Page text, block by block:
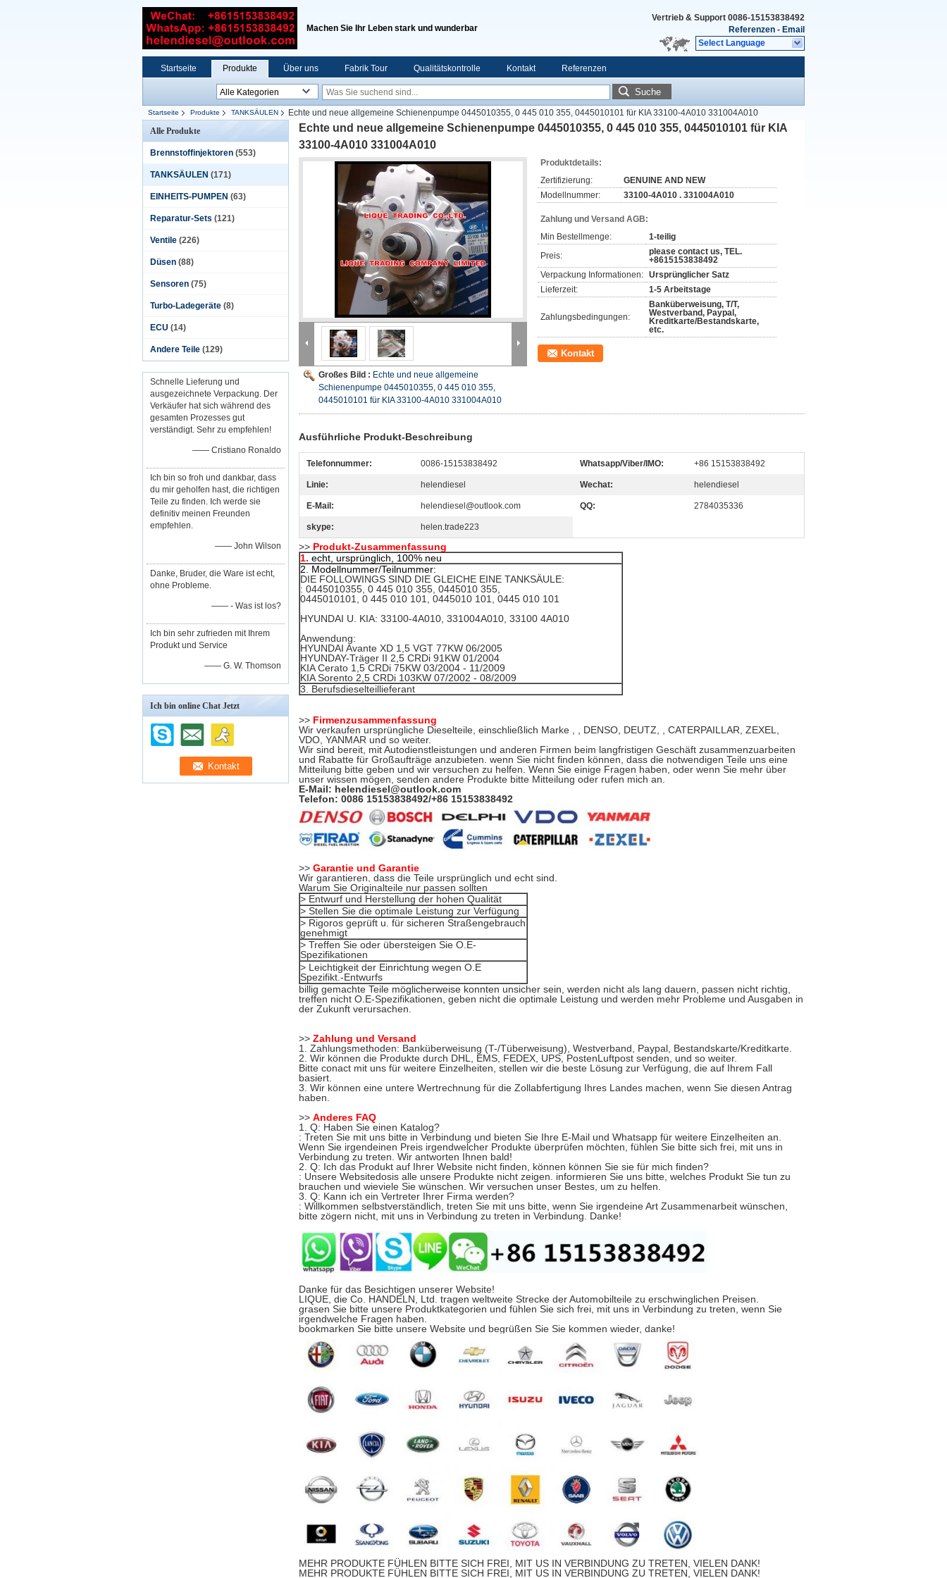
Machen Sie Ihr Leben stark und wunderbar
Vertrieb & Support 0086-15153838492
Referenzen - Email
Select Language
Startseite Produkte Über uns Fabrik Tour Qualitätskontrolle Kontakt Referenzen
Suche
Startseite Produkte TANKSÄULEN
Echte und neue allgemeine Schienenpumpe 0445010355, 0 445 010 355, 0445010101 für KIA 33100-4A010 331004A010
Alle Produkte
Brennstoffinjektoren (553)
TANKSÄULEN (171)
EINHEITS-PUMPEN (63)
Reparatur-Sets (121)
Ventile (226)
Düsen (88)
Sensoren (75)
Turbo-Ladegeräte (8)
ECU (14)
Andere Teile (129)
Schnelle Lieferung und
ausgezeichnete Verpackung. Der
Verkäufer hat sich während des
gesamten Prozesses gut
verständigt. Sehr zu empfehlen!
—— Cristiano Ronaldo
Ich bin so froh und dankbar, dass
du mir geholfen hast, die richtigen
Teile zu finden. Ich werde sie
definitiv meinen Freunden
empfehlen.
—— John Wilson
Danke, Bruder, die Ware ist echt,
ohne Probleme.
—— - Was ist los?
Ich bin sehr zufrieden mit Ihrem
Produkt und Service
—— G. W. Thomson
Ich bin online Chat Jetzt
Echte und neue allgemeine Schienenpumpe 0445010355, 0 445 010 355, 0445010101 für KIA
33100-4A010 331004A010
Großes Bild : Echte und neue allgemeine
Schienenpumpe 0445010355, 0 445 010 355,
0445010101 für KIA 33100-4A010 331004A010
Produktdetails:
Zertifizierung:
GENUINE AND NEW
Modellnummer:
33100-4A010 . 331004A010
Zahlung und Versand AGB:
Min Bestellmenge:
1-teilig
Preis:
please contact us, TEL.
+8615153838492
Verpackung Informationen: Ursprünglicher Satz
Lieferzeit:
1-5 Arbeitstage
Zahlungsbedingungen:
Banküberweisung, T/T,
Westverband, Paypal,
Kreditkarte/Bestandskarte,
etc.
Kontakt
Ausführliche Produkt-Beschreibung
Telefonnummer: 0086-15153838492 Whatsapp/Viber/IMO: +86 15153838492
Linie: helendiesel Wechat: helendiesel
E-Mail: helendiesel@outlook.com QQ: 2784035336
skype: helen.trade223
>> Produkt-Zusammenfassung
1. echt, ursprünglich, 100% neu
2. Modellnummer/Teilnummer:
DIE FOLLOWINGS SIND DIE GLEICHE EINE TANKSÄULE:
: 0445010355, 0 445 010 355, 0445010 355,
0445010101, 0 445 010 101, 0445010 101, 0445 010 101
HYUNDAI U. KIA: 33100-4A010, 331004A010, 33100 4A010
Anwendung:
HYUNDAI Avante XD 1,5 VGT 77KW 06/2005
HYUNDAY-Träger II 2,5 CRDi 91KW 01/2004
KIA Cerato 1,5 CRDi 75KW 03/2004 - 11/2009
KIA Sorento 2,5 CRDi 103KW 07/2002 - 08/2009
3. Berufsdieselteillieferant
>> Firmenzusammenfassung
Wir verkaufen ursprüngliche Dieselteile, einschließlich Marke , , DENSO, DEUTZ, , CATERPAILLAR, ZEXEL,
VDO, YANMAR und so weiter.
Wir sind bereit, mit Autodienstleistungen und anderen Firmen beim langfristigen Geschäft zusammenzuarbeiten
und Rabatte für Großaufträge anzubieten. wenn Sie nicht finden können, dass die notwendigen Teile uns eine
Mitteilung bitte geben und wir versuchen zu helfen. Wenn Sie einige Fragen haben, oder wenn Sie mehr über
unser wissen mögen, senden andere Produkte bitte Mitteilung oder rufen mich an.
E-Mail: helendiesel@outlook.com
Telefon: 0086 15153838492/+86 15153838492
>> Garantie und Garantie
Wir garantieren, dass die Teile ursprünglich und echt sind.
Warum Sie Originalteile nur passen sollten
> Entwurf und Herstellung der hohen Qualität
> Stellen Sie die optimale Leistung zur Verfügung
> Rigoros geprüft u. für sicheren Straßengebrauch
genehmigt
> Treffen Sie oder übersteigen Sie O.E-
Spezifikationen
> Leichtigkeit der Einrichtung wegen O.E
Spezifikt.-Entwurfs
billig gemachte Teile möglicherweise konnten unsicher sein, werden nicht als lang dauern, passen nicht richtig,
treffen nicht O.E-Spezifikationen, geben nicht die optimale Leistung und werden mehr Probleme und Ausgaben in
der Zukunft verursachen.
>> Zahlung und Versand
1. Zahlungsmethoden: Banküberweisung (T-/Tüberweisung), Westverband, Paypal, Bestandskarte/Kreditkarte.
2. Wir können die Produkte durch DHL, EMS, FEDEX, UPS, PostenLuftpost senden, und so weiter.
Bitte conact mit uns für weitere Einzelheiten, stellen wir die beste Lösung zur Verfügung, die auf Ihrem Fall
basiert.
3. Wir können eine untere Wertrechnung für die Zollabfertigung Ihres Landes machen, wenn Sie diesen Antrag
haben.
>> Anderes FAQ
1. Q: Haben Sie einen Katalog?
: Treten Sie mit uns bitte in Verbindung und bieten Sie Ihre E-Mail und Whatsapp für weitere Einzelheiten an.
Wenn Sie irgendeinen Preis irgendwelcher Produkte überprüfen möchten, fühlen Sie bitte sich frei, mit uns in
Verbindung zu treten. Wir antworten Ihnen bald!
2. Q: Ich das Produkt auf Ihrer Website nicht finden, können können Sie sie für mich finden?
: Unsere Websitedosis alle unsere Produkte nicht zeigen.
informieren Sie uns bitte, welches Produkt Sie tun zu
brauchen und wieviele Sie wünschen. Wir versuchen unser Bestes, um zu helfen.
3. Q: Kann ich ein Vertreter Ihrer Firma werden?
: Willkommen selbstverständlich, treten Sie mit uns bitte, wenn Sie irgendeine Art Zusammenarbeit wünschen,
bitte zögern nicht, mit uns in Verbindung zu treten in Verbindung. Danke!
Danke für das Besichtigen unserer Website!
LIQUE, die Co. HANDELN, Ltd. tragen weltweite Strecke der Automobilteile zu erschwinglichen Preisen.
grasen Sie bitte unsere Produktkategorien und fühlen Sie sich frei, mit uns in Verbindung zu treten, wenn Sie
irgendwelche Fragen haben.
bookmarken Sie bitte unsere Website und begrüßen Sie Sie kommen wieder, danke!
MEHR PRODUKTE FÜHLEN BITTE SICH FREI, MIT US IN VERBINDUNG ZU TRETEN, VIELEN DANK!
MEHR PRODUKTE FÜHLEN BITTE SICH FREI, MIT US IN VERBINDUNG ZU TRETEN, VIELEN DANK!